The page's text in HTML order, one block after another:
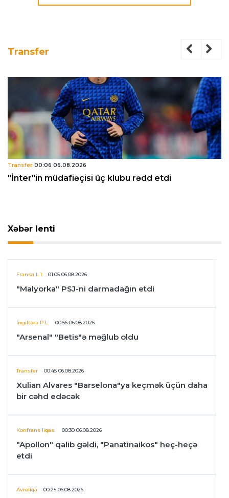
Transfer
Transfer 00:06 06.08.2026
"İnter"in müdafiəçisi üç klubu rədd etdi
Xəbər lenti
Fransa L.1 01:05 06.08.2026
"Malyorka" PSJ-ni darmadağın etdi
İngiltərə P.L. 00:56 06.08.2026
"Arsenal" "Betis"ə məğlub oldu
Transfer 00:45 06.08.2026
Xulian Alvares "Barselona"ya keçmək üçün daha
bir cəhd edəcək
Konfrans liqası 00:30 06.08.2026
"Apollon" qalib gəldi, "Panatinaikos" heç-heçə
etdi
Avroliqa 00:25 06.08.2026